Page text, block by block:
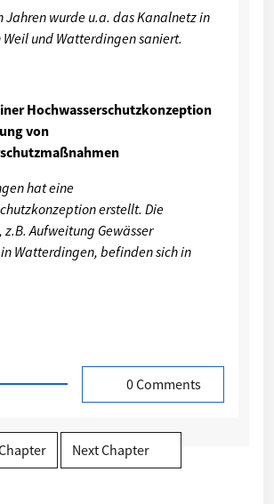
Jahren wurde u.a. das Kanalnetz in
und Watterdingen saniert.
Hochwasserschutzkonzeption
von
hat eine
erstellt. Die
Aufweitung Gewässer
Watterdingen, befinden sich in
0 Comments
Next Chapter